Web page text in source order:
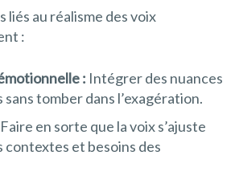
liés au réalisme des voix
:
: Intégrer des nuances
tomber dans l’exagération.
Faire en sorte que la voix s’ajuste
et besoins des